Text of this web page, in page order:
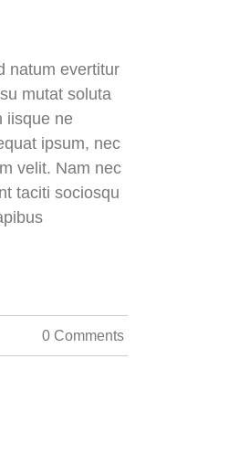
natum evertitur
mutat soluta
iisque ne
ipsum, nec
velit. Nam nec
taciti sociosqu
0 Comments